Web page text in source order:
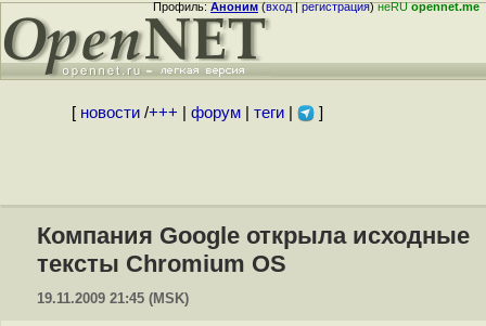
Профиль:Аноним(вход|регистрация)неRUopennet.me
[ новости/+++ форум| теги| ]
Компания Google открыла исходные
тексты Chromium OS
19.11.2009 21:45 (MSK)